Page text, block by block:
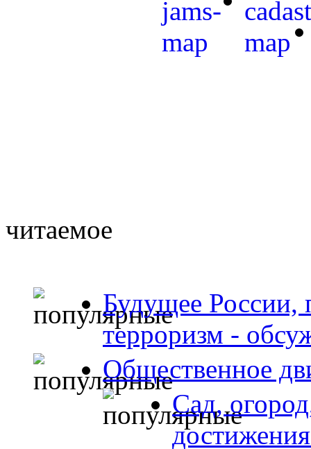
читаемое
Будущее России,
терроризм -
Общественное
Сад,